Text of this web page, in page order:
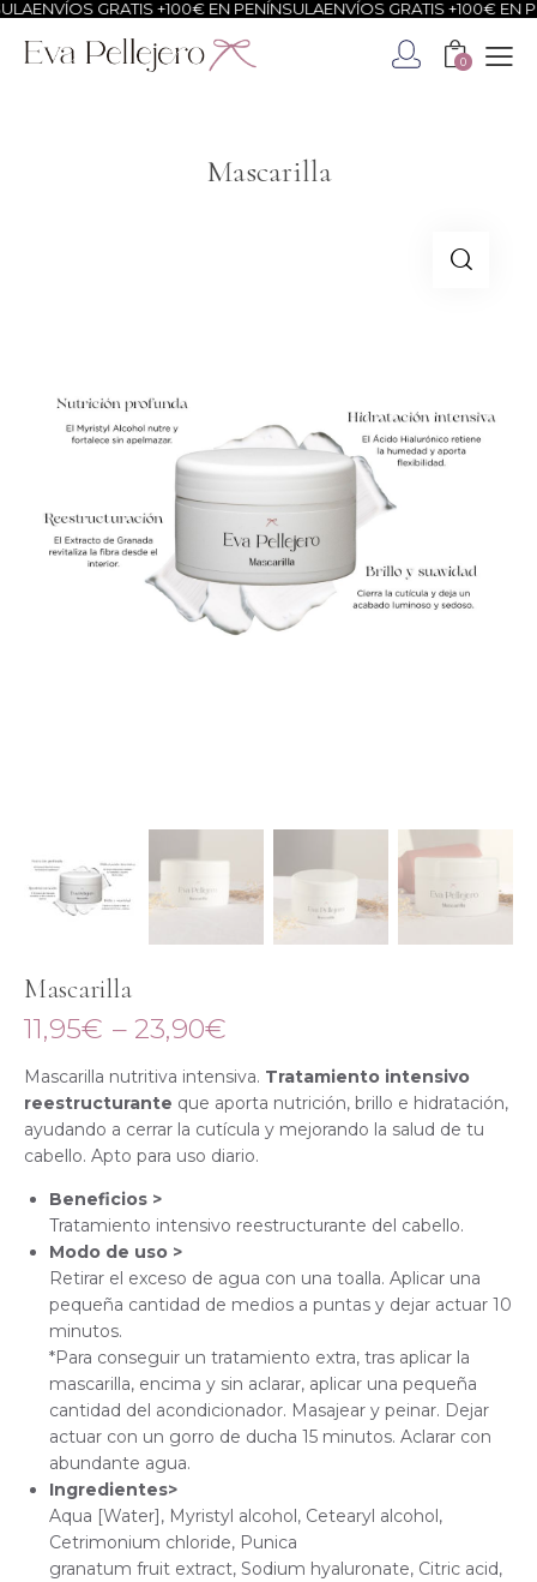
GRATIS +100€ EN PENÍNSULAENVÍOS GRATIS +100€ EN
0
Mascarilla
Mascarilla
11,95€ – 23,90€
Mascarilla nutritiva intensiva. Tratamiento intensivo
reestructurante que aporta nutrición, brillo e hidratación,
ayudando a cerrar la cutícula y mejorando la salud de tu
cabello. Apto para uso diario.
Beneficios >
Tratamiento intensivo reestructurante del cabello.
Modo de uso >
Retirar el exceso de agua con una toalla. Aplicar una
pequeña cantidad de medios a puntas y dejar actuar 10
minutos.
*Para conseguir un tratamiento extra, tras aplicar la
mascarilla, encima y sin aclarar, aplicar una pequeña
cantidad del acondicionador. Masajear y peinar. Dejar
actuar con un gorro de ducha 15 minutos. Aclarar con
abundante agua.
Ingredientes>
Aqua [Water], Myristyl alcohol, Cetearyl alcohol,
Cetrimonium chloride, Punica
granatum fruit extract, Sodium hyaluronate, Citric acid,